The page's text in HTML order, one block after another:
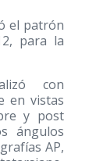
el patrón
para la
con
en vistas
y post
ángulos
AP,